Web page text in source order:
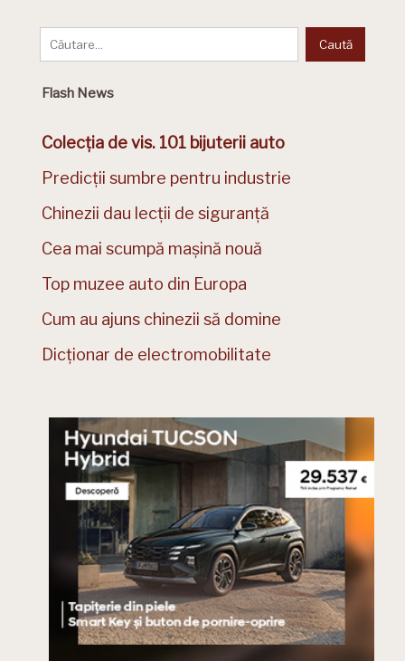
Flash News
Colecția de vis. 101 bijuterii auto
Predicții sumbre pentru industrie
Chinezii dau lecții de siguranță
Cea mai scumpă mașină nouă
Top muzee auto din Europa
Cum au ajuns chinezii să domine
Dicționar de electromobilitate